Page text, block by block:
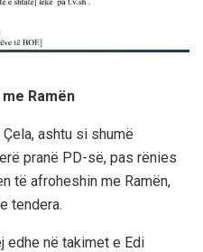
Ramën
ashtu si shumë
pranë PD-së, pas rënies
të afroheshin me Ramën,
tendera.
edhe në takimet e Edi